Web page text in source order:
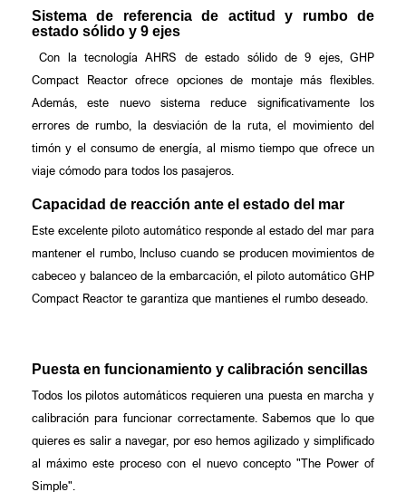
Sistema de referencia de actitud y rumbo de
estado sólido y 9 ejes
Con la tecnología AHRS de estado sólido de 9 ejes, GHP
Compact Reactor ofrece opciones de montaje más flexibles.
Además, este nuevo sistema reduce significativamente los
errores de rumbo, la desviación de la ruta, el movimiento del
timón y el consumo de energía, al mismo tiempo que ofrece un
viaje cómodo para todos los pasajeros.
Capacidad de reacción ante el estado del mar
Este excelente piloto automático responde al estado del mar para
mantener el rumbo, Incluso cuando se producen movimientos de
cabeceo y balanceo de la embarcación, el piloto automático GHP
Compact Reactor te garantiza que mantienes el rumbo deseado.
Puesta en funcionamiento y calibración sencillas
Todos los pilotos automáticos requieren una puesta en marcha y
calibración para funcionar correctamente. Sabemos que lo que
quieres es salir a navegar, por eso hemos agilizado y simplificado
al máximo este proceso con el nuevo concepto "The Power of
Simple".